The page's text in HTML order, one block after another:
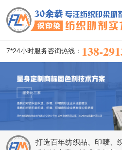
7*24小时服务咨询热线： 138-
打造百年纺织品、印唛、